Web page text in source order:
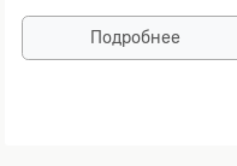
карельская береза)
Подробнее